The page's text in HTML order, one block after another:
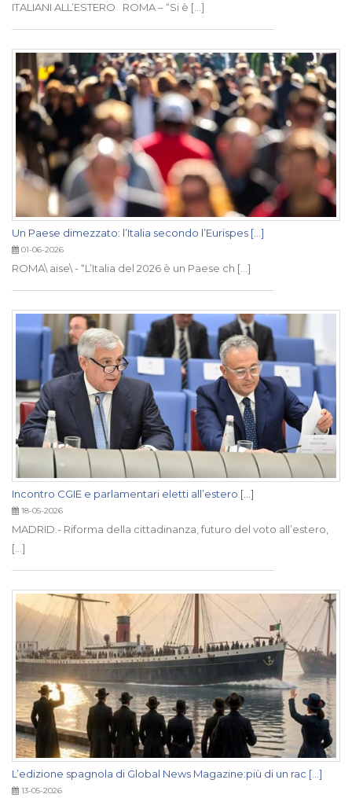
ITALIANI ALL’ESTERO ROMA – “Si è [...]
Un Paese dimezzato: l’Italia secondo l’Eurispes [...]
01-06-2026
ROMA\ aise\ - “L’Italia del 2026 è un Paese ch [...]
Incontro CGIE e parlamentari eletti all’estero [...]
18-05-2026
MADRID.- Riforma della cittadinanza, futuro del voto all’estero,
[...]
L’edizione spagnola di Global News Magazine:più di un rac [...]
13-05-2026